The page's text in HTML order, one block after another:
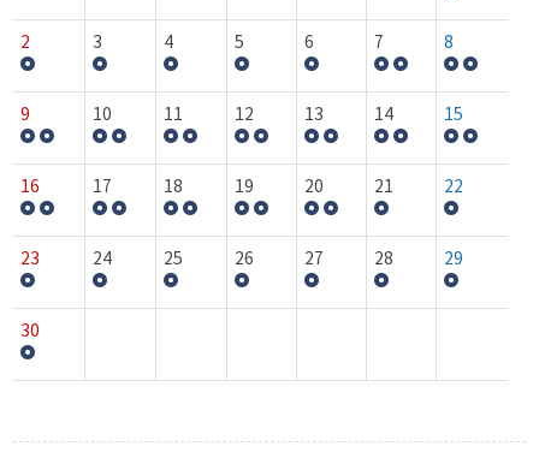
2 3 4 5 6 7 8
9 10 11 12 13 14 15
16 17 18 19 20 21 22
23 24 25 26 27 28 29
30